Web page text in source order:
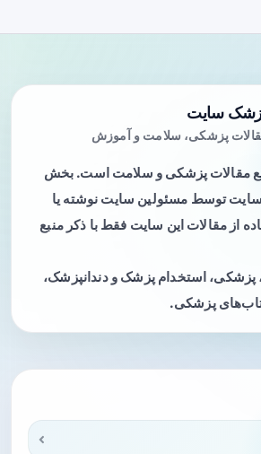
سایت
پزشکی، سلامت و آموزش
مقالات پزشکی و سلامت است. بخش
سایت توسط مسئولین سایت نوشته یا
از مقالات این سایت فقط با ذکر منبع
پزشکی، استخدام پزشک و دندانپزشک،